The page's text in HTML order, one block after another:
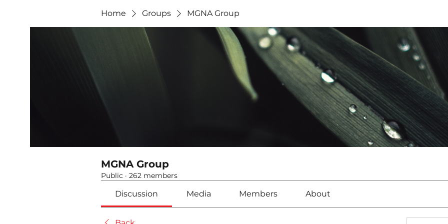
Home Groups MGNA Group
MGNA Group
Public · 262 members
Discussion Media Members About